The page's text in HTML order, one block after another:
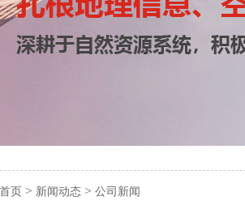
首页 > 新闻动态 > 公司新闻